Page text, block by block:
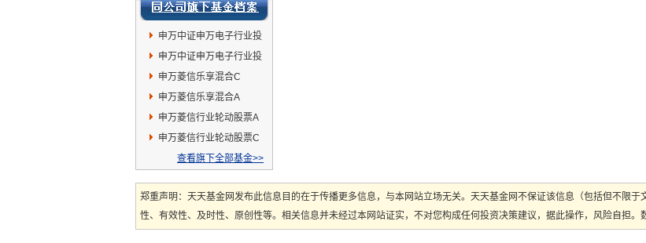
申万中证申万电子行业投
资指数(LOF)C
申万中证申万电子行业投
资指数(LOF)A
申万菱信乐享混合C
申万菱信乐享混合A
申万菱信行业轮动股票A
申万菱信行业轮动股票C
查看旗下全部基金>>
郑重声明：天天基金网发布此信息目的在于传播更多信息，与本网站立场无关。天天基金网不保证该信息（包括但不限
性、有效性、及时性、原创性等。相关信息并未经过本网站证实，不对您构成任何投资决策建议，据此操作，风险自担。